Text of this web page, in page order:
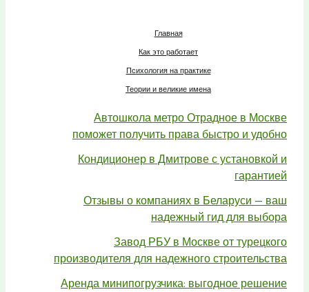
Главная
Как это работает
Психология на практике
Теории и великие имена
Автошкола метро Отрадное в Москве
поможет получить права быстро и удобно
Кондиционер в Дмитрове с установкой и
гарантией
Отзывы о компаниях в Беларуси — ваш
надежный гид для выбора
Завод РБУ в Москве от турецкого
производителя для надежного строительства
Аренда минипогрузчика: выгодное решение